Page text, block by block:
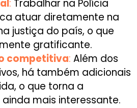
: Trabalhar na Polícia
atuar diretamente na
justiça do país, o que
gratificante.
competitiva: Além dos
há também adicionais
o que torna a
mais interessante.